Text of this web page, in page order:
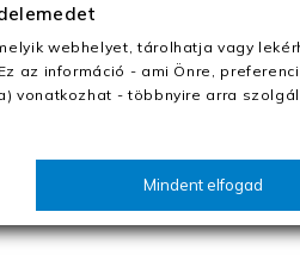
nem megfelelő módon
belül a megrendelés e-
Ft utánvétte)
fel (oda -vissza út)
webhelyet, tárolhatja vagy
az információ - ami Önre,
vonatkozhat - többnyire arra
Mindent elfogad